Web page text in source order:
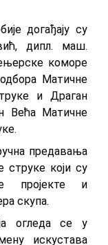
догађају су
дипл. маш.
коморе
Матичне
и Драган
Већа Матичне
предавања
који су
пројекте и
скупа.
огледа се у
искустава